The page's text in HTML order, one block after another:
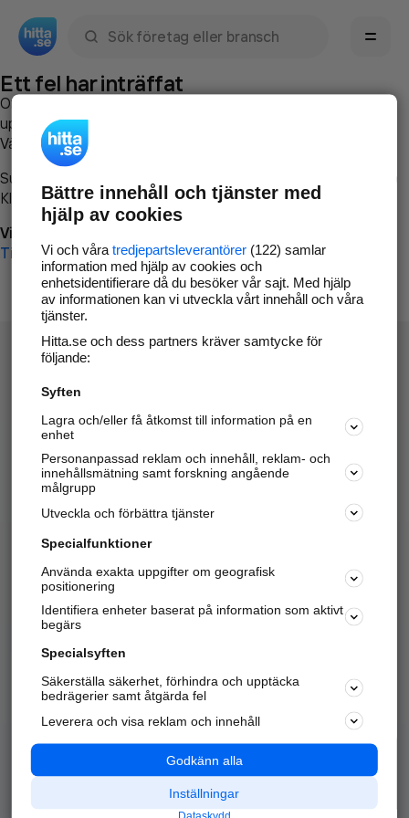
Ett fel har inträffat
Om du vill kan du
uppstod så att vi lättare och snabbare kan avhjälpa det.
Vänligen försök med följande:
Surfa till
Klicka påTillbaka-knappen i webbläsaren och försök igen
Vi beklagar besväret!
Till startsidan
Hitta.se - Gratis nummerupplysning.
Sök företag, personer och platser.
Hitta telefonnummer, adresser, företagsinfo mm.
Marknadsför företaget
Kom igång och annonsera mot
samarbetspartners nära dig.
Alla kategorier
Populära sökningar
API & Kartor
Annonsera
Integritet
Nödnummer
Bättre innehåll och tjänster med
hjälp av cookies
Vi och våra tredjepartsleverantörer(122) samlar
information med hjälp av cookies och
enhetsidentifierare då du besöker vår sajt. Med hjälp
av informationen kan vi utveckla vårt innehåll och våra
tjänster.
Hitta.se och dess partners kräver samtycke för
följande:
Syften
Lagra och/eller få åtkomst till information på en
enhet
Personanpassad reklam och innehåll, reklam- och
innehållsmätning samt forskning angående
målgrupp
Utveckla och förbättra tjänster
Specialfunktioner
Använda exakta uppgifter om geografisk
positionering
Identifiera enheter baserat på information som aktivt
begärs
Specialsyften
Säkerställa säkerhet, förhindra och upptäcka
bedrägerier samt åtgärda fel
Leverera och visa reklam och innehåll
Godkänn alla
Inställningar
Dataskydd